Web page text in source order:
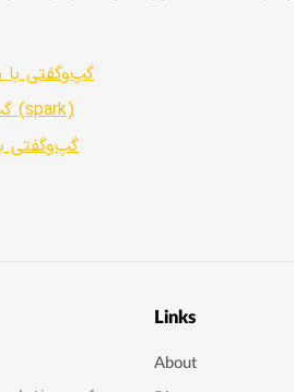
گپ‌وگفتی با
گپ‌وگفتی با شکارچی راورو؛ ارغوان کامیار (spark)
گپ‌وگفتی
Links
About